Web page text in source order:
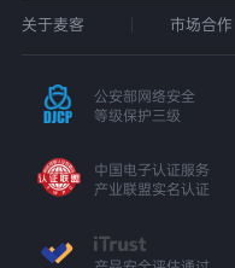
关于麦客 市场合作
公安部网络安全
等级保护三级
中国电子认证服务
产业联盟实名认证